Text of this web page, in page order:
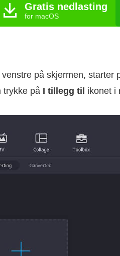
Gratis nedlasting
for macOS
på skjermen, starter
trykke på I tillegg til ikonet i